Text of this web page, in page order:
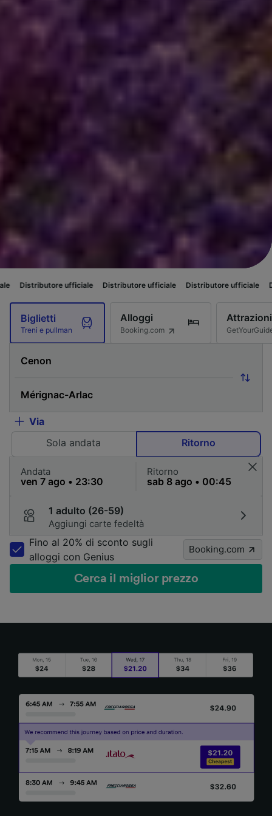
ufficiale Distributore ufficiale Distributore ufficiale Distributore
Biglietti
Treni e pullman
Alloggi
Booking.com
Attrazioni
Via
Sola andata
Ritorno
Andata Ritorno
1 adulto (26-59)
Aggiungi carte fedeltà
Fino al 20% di sconto sugli
alloggi con Genius
Booking.com
Cerca il miglior prezzo